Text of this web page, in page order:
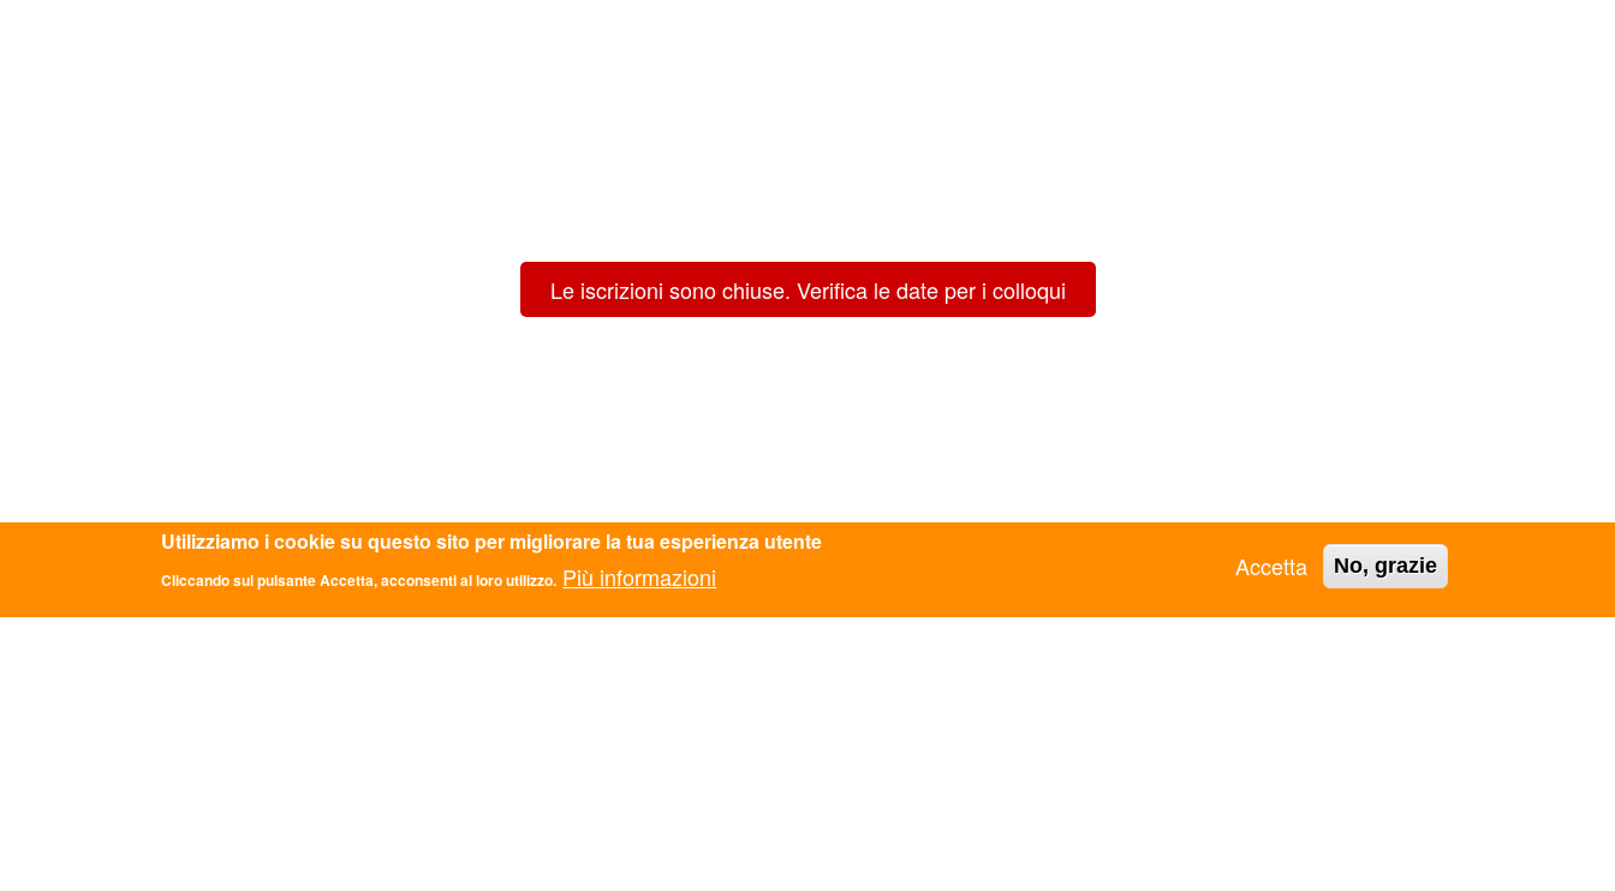
Le iscrizioni sono chiuse. Verifica le date per i colloqui
ASC TOSCANA APS - Via di Avane 72/b - EMPOLI - toscana@ascmail.it - 057182718 - c.f.: 94086730481 - Iscr. RUNTS 64730 -
Utilizziamo i cookie su questo sito per migliorare la tua esperienza utente
Cliccando sul pulsante Accetta, acconsenti al loro utilizzo. Più informazioni Accetta No, grazie